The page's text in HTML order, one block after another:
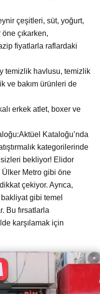
çeşitleri, süt, yoğurt,
çıkarken,
fiyatlarla raflardaki
temizlik havlusu, temizlik
ve bakım ürünleri de
erkek atlet, boxer ve
Kataloğu’nda
kategorilerinde
sizleri bekliyor! Elidor
Metro gibi öne
çekiyor. Ayrıca,
gibi temel
Bu fırsatlarla
karşılamak için